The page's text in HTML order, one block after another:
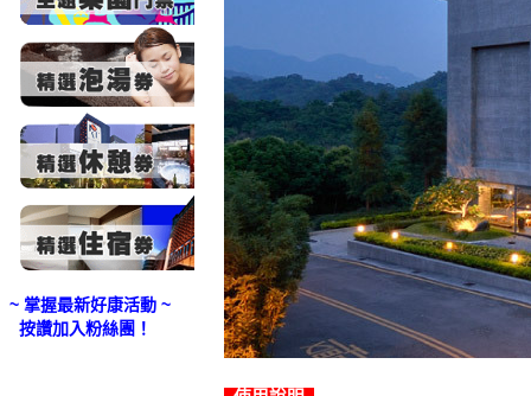
~ 掌握最新好康活動 ~
按讚加入粉絲團！